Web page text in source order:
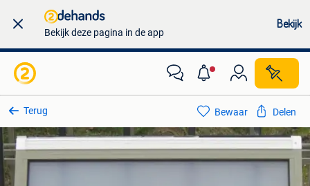
Bekijk deze pagina in de app
Bekijk
Terug Bewaar Delen